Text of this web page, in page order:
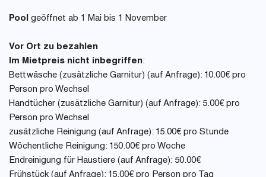
Pool geöffnet ab 1 Mai bis 1 November
Vor Ort zu bezahlen
Im Mietpreis nicht inbegriffen:
Bettwäsche (zusätzliche Garnitur) (auf Anfrage): 10.00€ pro
Person pro Wechsel
Handtücher (zusätzliche Garnitur) (auf Anfrage): 5.00€ pro
Person pro Wechsel
zusätzliche Reinigung (auf Anfrage): 15.00€ pro Stunde
Wöchentliche Reinigung: 150.00€ pro Woche
Endreinigung für Haustiere (auf Anfrage): 50.00€
Frühstück (auf Anfrage): 15.00€ pro Person pro Tag